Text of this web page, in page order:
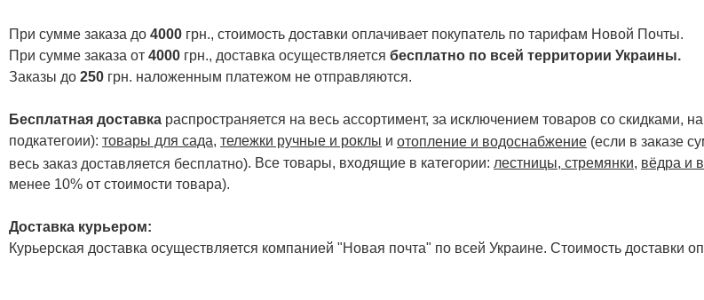
При сумме заказа до 4000 грн., стоимость доставки оплачивает покупатель по тарифам Новой Почты.
При сумме заказа от 4000 грн., доставка осуществляется бесплатно по всей территории Украины.
Заказы до 250 грн. наложенным платежом не отправляются.
Бесплатная доставка распространяется на весь ассортимент, за исключением товаров со скидками,
подкатегоии): товары для сада, тележки ручные и роклы и отопление и водоснабжение (если в заказе
весь заказ доставляется бесплатно). Все товары, входящие в категории: лестницы, стремянки, вёдра и
менее 10% от стоимости товара).
Доставка курьером:
Курьерская доставка осуществляется компанией "Новая почта" по всей Украине. Стоимость доставки